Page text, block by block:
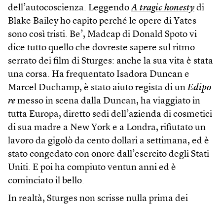
dell’autocoscienza. LeggendoA tragic honesty di
Blake Bailey ho capito perché le opere di Yates
sono così tristi. Be’, Mad­cap di Donald Spoto vi
dice tutto quello che dovreste sapere sul ritmo
serrato dei film di Sturges: anche la sua vita è stata
una corsa. Ha frequentato Isadora Duncan e
Marcel Duchamp, è stato aiuto regista di un Edipo
re messo in scena dalla Duncan, ha viaggiato in
tutta Europa, diretto sedi dell’azienda di cosmetici
di sua madre a New York e a Londra, rifiutato un
lavoro da gigolò da cento dollari a settimana, ed è
stato congedato con onore dall’esercito degli Stati
Uniti. E poi ha compiuto ventun anni ed è
cominciato il bello.
In realtà, Sturges non scrisse nulla prima dei